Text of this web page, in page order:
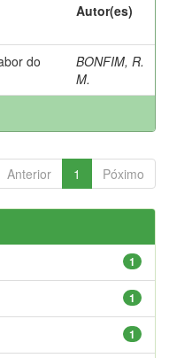
Autor(es)
do
BONFIM, R.
M.
Anterior 1 Póximo
1
1
1